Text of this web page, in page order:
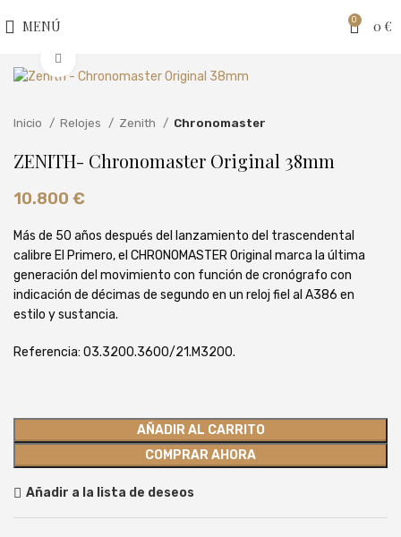
MENÚ 0 0 €
Inicio Relojes Zenith Chronomaster
ZENITH- Chronomaster Original 38mm
10.800 €
Más de 50 años después del lanzamiento del trascendental
calibre El Primero, el CHRONOMASTER Original marca la última
generación del movimiento con función de cronógrafo con
indicación de décimas de segundo en un reloj fiel al A386 en
estilo y sustancia.
Referencia: 03.3200.3600/21.M3200.
AÑADIR AL CARRITO
COMPRAR AHORA
Añadir a la lista de deseos